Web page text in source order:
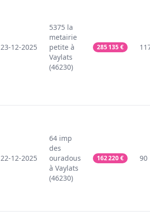
23-12-2025
5375 la
metairie
petite à
Vaylats
(46230)
285 135€
22-12-2025
64 imp
des
ouradous
à Vaylats
(46230)
162 220€ 90